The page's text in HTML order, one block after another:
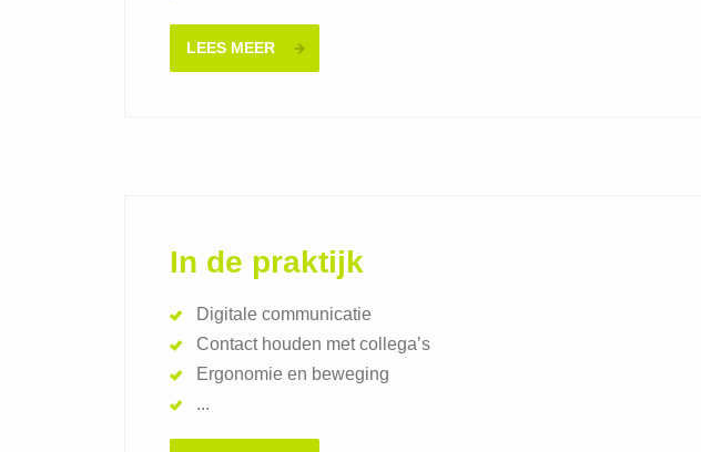
LEES MEER
In de praktijk
Digitale communicatie
Contact houden met collega’s
Ergonomie en beweging
...